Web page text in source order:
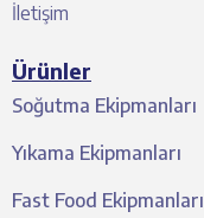
İletişim
Ürünler
Soğutma Ekipmanları
Yıkama Ekipmanları
Fast Food Ekipmanları